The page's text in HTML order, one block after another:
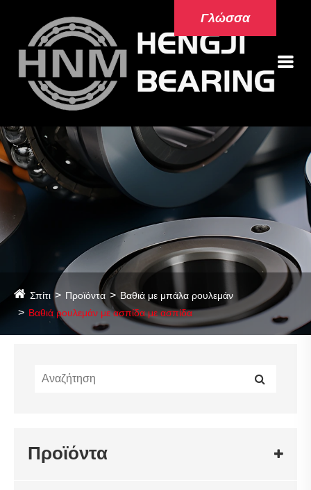
Γλώσσα
Σπίτι Προϊόντα
Βαθιά με μπάλα ρουλεμάν
Βαθιά ρουλεμάν με ασπίδα με ασπίδα
Προϊόντα